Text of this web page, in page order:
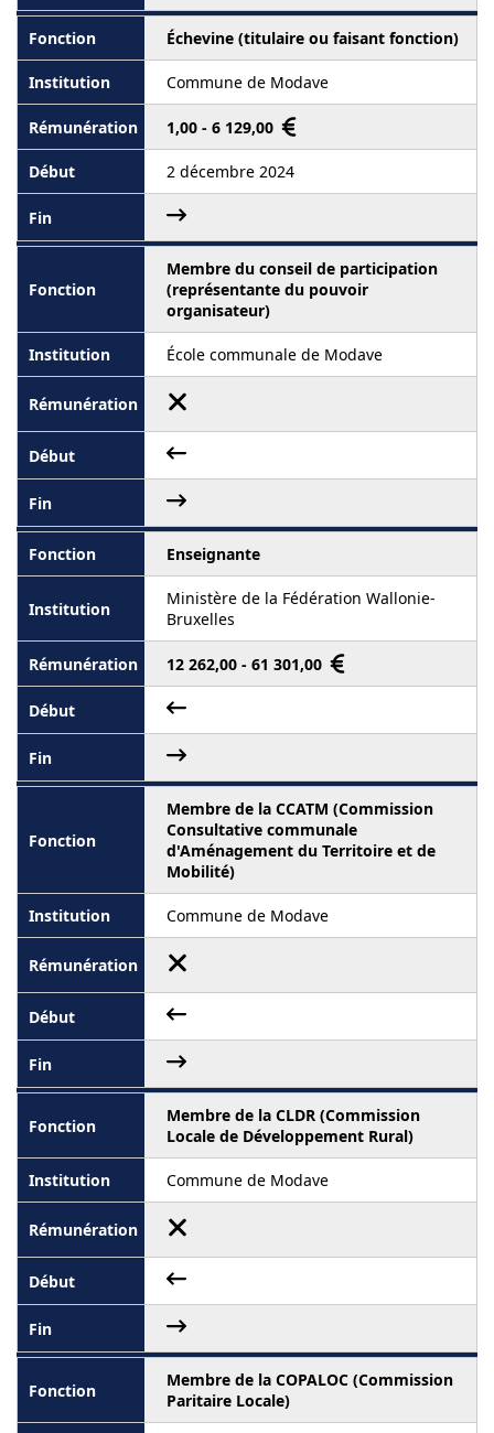
Échevine (titulaire ou faisant fonction)
Commune de Modave
1,00 - 6 129,00
2 décembre 2024
Membre du conseil de participation
(représentante du pouvoir
organisateur)
École communale de Modave
Enseignante
Ministère de la Fédération Wallonie-
Bruxelles
12 262,00 - 61 301,00
Membre de la CCATM (Commission
Consultative communale
d'Aménagement du Territoire et de
Mobilité)
Commune de Modave
Membre de la CLDR (Commission
Locale de Développement Rural)
Commune de Modave
Membre de la COPALOC (Commission
Paritaire Locale)